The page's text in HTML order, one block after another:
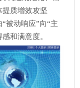
提质增效攻坚
被动响应”向“主
和满意度。